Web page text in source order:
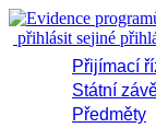
přihlásit sejiné
Přijímací
Státní
Předměty